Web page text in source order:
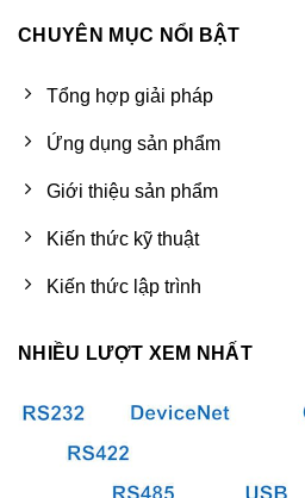
CHUYÊN MỤC NỔI BẬT
Tổng hợp giải pháp
Ứng dụng sản phẩm
Giới thiệu sản phẩm
Kiến thức kỹ thuật
Kiến thức lập trình
NHIỀU LƯỢT XEM NHẤT